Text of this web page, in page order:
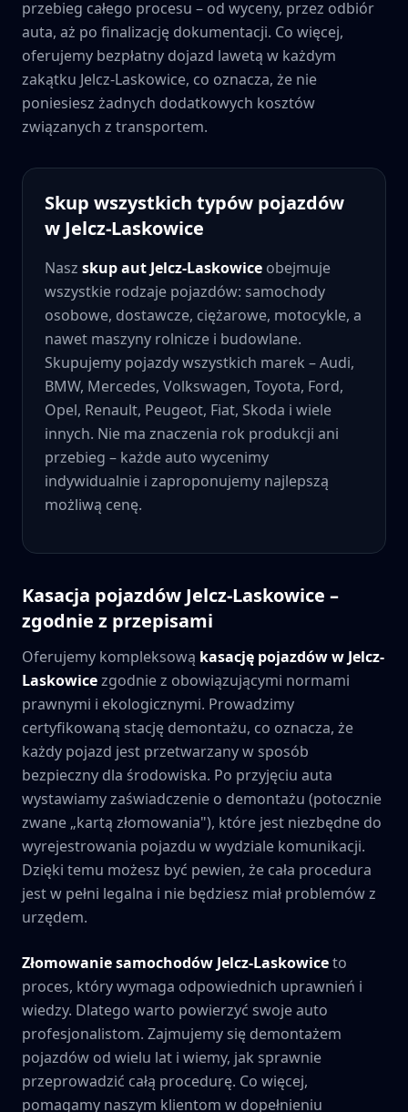
przebieg całego procesu – od wyceny, przez odbiór
auta, aż po finalizację dokumentacji. Co więcej,
oferujemy bezpłatny dojazd lawetą w każdym
zakątku Jelcz-Laskowice, co oznacza, że nie
poniesiesz żadnych dodatkowych kosztów
związanych z transportem.
Skup wszystkich typów pojazdów
w Jelcz-Laskowice
Nasz skup aut Jelcz-Laskowice obejmuje
wszystkie rodzaje pojazdów: samochody
osobowe, dostawcze, ciężarowe, motocykle, a
nawet maszyny rolnicze i budowlane.
Skupujemy pojazdy wszystkich marek – Audi,
BMW, Mercedes, Volkswagen, Toyota, Ford,
Opel, Renault, Peugeot, Fiat, Skoda i wiele
innych. Nie ma znaczenia rok produkcji ani
przebieg – każde auto wycenimy
indywidualnie i zaproponujemy najlepszą
możliwą cenę.
Kasacja pojazdów Jelcz-Laskowice –
zgodnie z przepisami
Oferujemy kompleksową kasację pojazdów w Jelcz-
Laskowicezgodnie z obowiązującymi normami
prawnymi i ekologicznymi. Prowadzimy
certyfikowaną stację demontażu, co oznacza, że
każdy pojazd jest przetwarzany w sposób
bezpieczny dla środowiska. Po przyjęciu auta
wystawiamy zaświadczenie o demontażu (potocznie
zwane „kartą złomowania"), które jest niezbędne do
wyrejestrowania pojazdu w wydziale komunikacji.
Dzięki temu możesz być pewien, że cała procedura
jest w pełni legalna i nie będziesz miał problemów z
urzędem.
Złomowanie samochodów Jelcz-Laskowiceto
proces, który wymaga odpowiednich uprawnień i
wiedzy. Dlatego warto powierzyć swoje auto
profesjonalistom. Zajmujemy się demontażem
pojazdów od wielu lat i wiemy, jak sprawnie
przeprowadzić całą procedurę. Co więcej,
pomagamy naszym klientom w dopełnieniu